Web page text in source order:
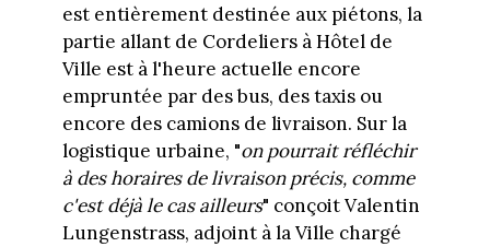
est entièrement destinée aux piétons, la
partie allant de Cordeliers à Hôtel de
Ville est à l'heure actuelle encore
empruntée par des bus, des taxis ou
encore des camions de livraison. Sur la
logistique urbaine, "on pourrait réfléchir
à des horaires de livraison précis, comme
c'est déjà le cas ailleurs" conçoit Valentin
Lungenstrass, adjoint à la Ville chargé